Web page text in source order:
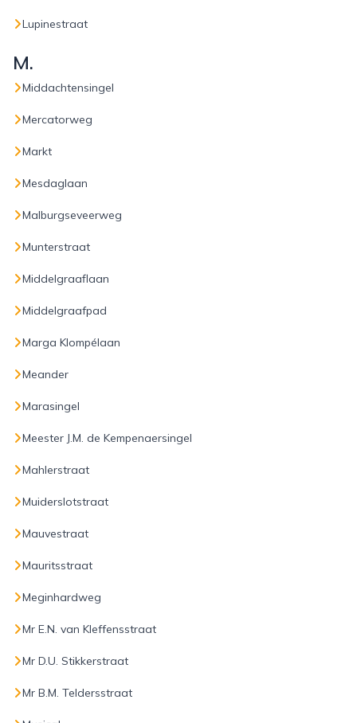
Lupinestraat
M.
Middachtensingel
Mercatorweg
Markt
Mesdaglaan
Malburgseveerweg
Munterstraat
Middelgraaflaan
Middelgraafpad
Marga Klompélaan
Meander
Marasingel
Meester J.M. de Kempenaersingel
Mahlerstraat
Muiderslotstraat
Mauvestraat
Mauritsstraat
Meginhardweg
Mr E.N. van Kleffensstraat
Mr D.U. Stikkerstraat
Mr B.M. Teldersstraat